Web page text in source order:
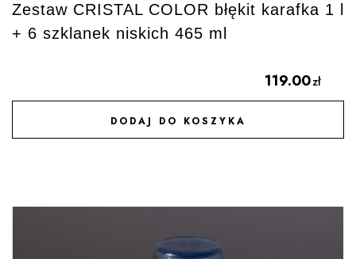
Zestaw CRISTAL COLOR błękit karafka 1 l
+ 6 szklanek niskich 465 ml
119.00zł
DODAJ DO KOSZYKA
DODAJ DO ULUBIONYCH